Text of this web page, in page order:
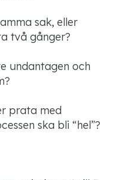
sak, eller
två gånger?
undantagen och
prata med
ska bli “hel”?